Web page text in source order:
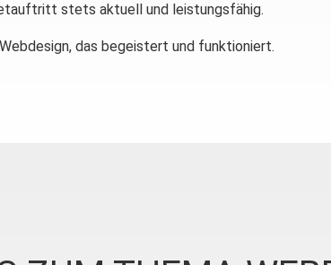
stets aktuell und leistungsfähig.
das begeistert und funktioniert.